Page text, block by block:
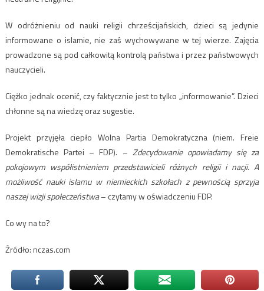
W odróżnieniu od nauki religii chrześcijańskich, dzieci są jedynie
informowane o islamie, nie zaś wychowywane w tej wierze. Zajęcia
prowadzone są pod całkowitą kontrolą państwa i przez państwowych
nauczycieli.
Ciężko jednak ocenić, czy faktycznie jest to tylko „informowanie”. Dzieci
chłonne są na wiedzę oraz sugestie.
Projekt przyjęła ciepło Wolna Partia Demokratyczna (niem. Freie
Demokratische Partei – FDP). – Zdecydowanie opowiadamy się za
pokojowym współistnieniem przedstawicieli różnych religii i nacji. A
możliwość nauki islamu w niemieckich szkołach z pewnością sprzyja
naszej wizji społeczeństwa– czytamy w oświadczeniu FDP.
Co wy na to?
Źródło: nczas.com